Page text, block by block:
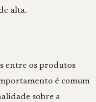
alta.
entre os produtos
é comum
sobre a